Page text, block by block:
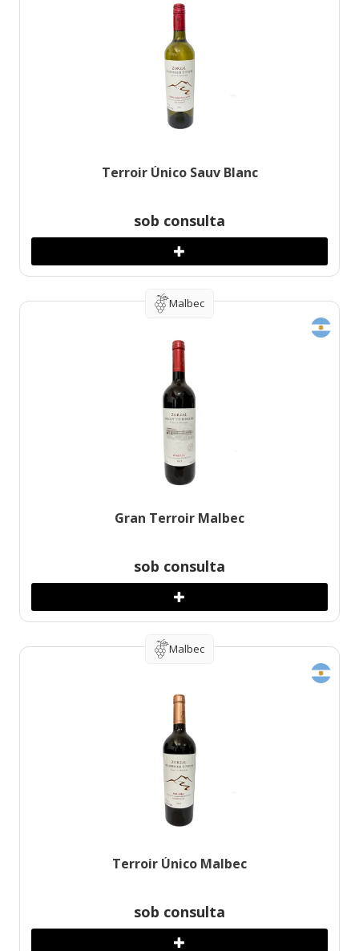
Terroir Único Sauv Blanc
sob consulta
Malbec
Gran Terroir Malbec
sob consulta
Malbec
Terroir Único Malbec
sob consulta